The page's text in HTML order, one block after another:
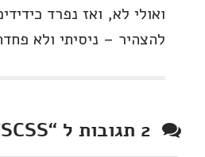
ואולי לא, ואז נפרד
להצהיר – ניסיתי ולא
SCSS